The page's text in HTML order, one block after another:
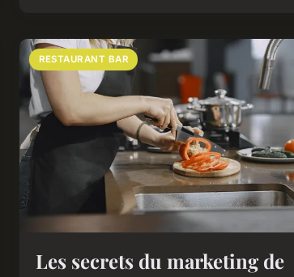
RESTAURANT BAR
Les secrets du marketing de